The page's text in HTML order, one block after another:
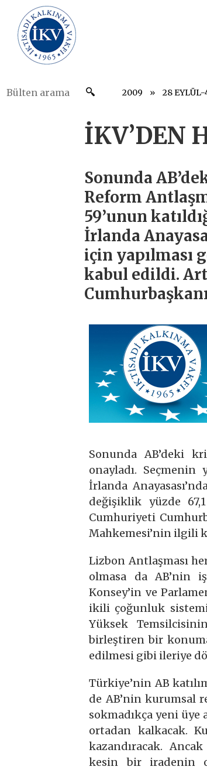
2009 28
İKV’DEN
Sonunda
Reform
59’unun
İrlanda
için yapılması
kabul edildi.
Sonunda AB’deki
onayladı. Seçmenin
İrlanda
değişiklik yüzde
Cumhuriyeti
Mahkemesi’nin ilgili
Lizbon Antlaşması
olmasa da AB’nin
Konsey’in ve
ikili çoğunluk
Yüksek
birleştiren bir
edilmesi gibi ileriye
Türkiye’nin AB
de AB’nin kurumsal
sokmadıkça yeni
ortadan kalkacak.
kazandıracak.
kesin bir iradenin